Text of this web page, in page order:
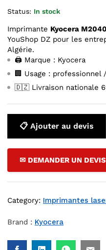
Status: In stock
Imprimante Kyocera
YouShop DZ pour les
Algérie.
🖨️ Marque : Kyocera
🏢 Usage : professionnel
🇩🇿 Livraison nationale
📋 Ajouter au devis
✉ DEMANDER UN
Category: Imprimantes
Brand : Kyocera